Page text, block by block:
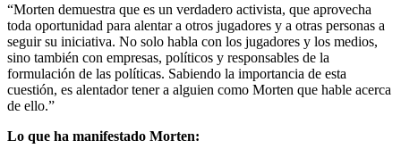
“Morten demuestra que es un verdadero activista, que aprovecha
toda oportunidad para alentar a otros jugadores y a otras personas a
seguir su iniciativa. No solo habla con los jugadores y los medios,
sino también con empresas, políticos y responsables de la
formulación de las políticas. Sabiendo la importancia de esta
cuestión, es alentador tener a alguien como Morten que hable acerca
de ello.”
Lo que ha manifestado Morten: